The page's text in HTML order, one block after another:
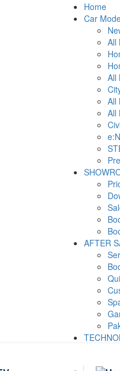
Home
Car
All
All
All
All
AFTER